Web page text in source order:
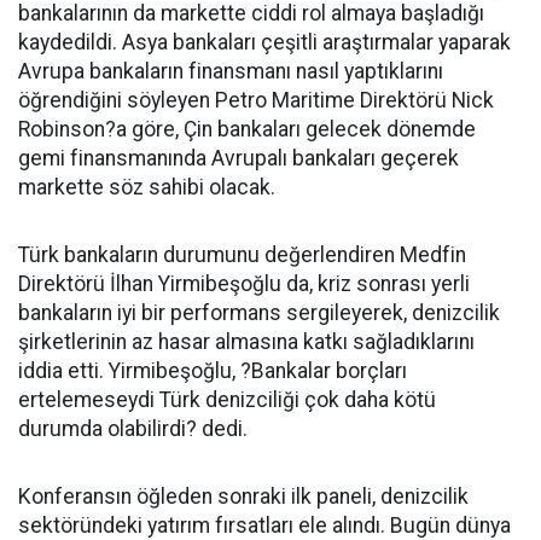
bankalarının da markette ciddi rol almaya başladığı
kaydedildi. Asya bankaları çeşitli araştırmalar yaparak
Avrupa bankaların finansmanı nasıl yaptıklarını
öğrendiğini söyleyen Petro Maritime Direktörü Nick
Robinson?a göre, Çin bankaları gelecek dönemde
gemi finansmanında Avrupalı bankaları geçerek
markette söz sahibi olacak.
Türk bankaların durumunu değerlendiren Medfin
Direktörü İlhan Yirmibeşoğlu da, kriz sonrası yerli
bankaların iyi bir performans sergileyerek, denizcilik
şirketlerinin az hasar almasına katkı sağladıklarını
iddia etti. Yirmibeşoğlu, ?Bankalar borçları
ertelemeseydi Türk denizciliği çok daha kötü
durumda olabilirdi? dedi.
Konferansın öğleden sonraki ilk paneli, denizcilik
sektöründeki yatırım fırsatları ele alındı. Bugün dünya